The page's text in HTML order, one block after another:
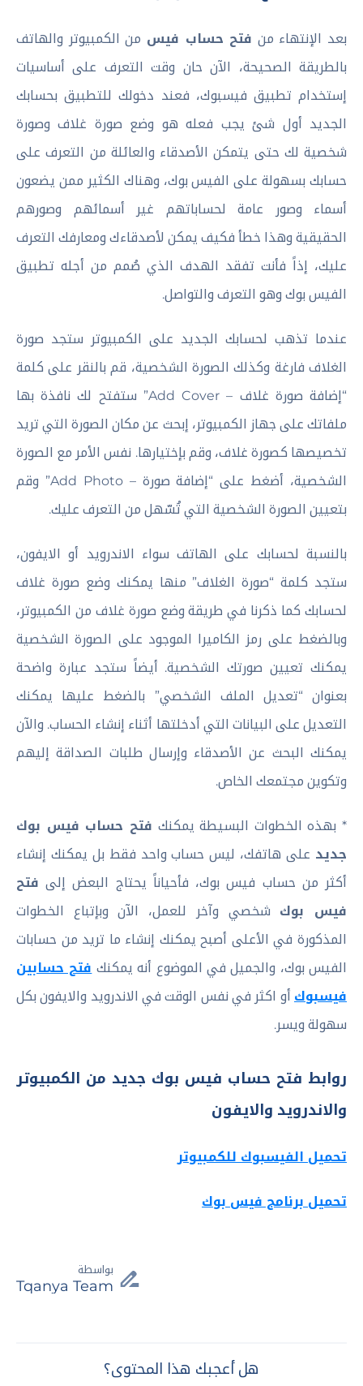
بعد الإنتهاء من فتح حساب فيس من الكمبيوتر والهاتف
بالطريقة الصحيحة، الآن حان وقت التعرف على أساسيات
إستخدام تطبيق فيسبوك، فعند دخولك للتطبيق بحسابك
الجديد أول شئ يجب فعله هو وضع صورة غلاف وصورة
شخصية لك حتى يتمكن الأصدقاء والعائلة من التعرف على
حسابك بسهولة على الفيس بوك، وهناك الكثير ممن يضعون
أسماء وصور عامة لحساباتهم غير أسمائهم وصورهم
الحقيقية وهذا خطأ فكيف يمكن لأصدقاءك ومعارفك التعرف
عليك، إذاً فأنت تفقد الهدف الذي صُمم من أجله تطبيق
الفيس بوك وهو التعرف والتواصل.
عندما تذهب لحسابك الجديد على الكمبيوتر ستجد صورة
الغلاف فارغة وكذلك الصورة الشخصية، قم بالنقر على كلمة
“إضافة صورة غلاف – Add Cover” ستفتح لك نافذة بها
ملفاتك على جهاز الكمبيوتر، إبحث عن مكان الصورة التي تريد
تخصيصها كصورة غلاف، وقم بإختيارها. نفس الأمر مع الصورة
الشخصية، أضغط على “إضافة صورة – Add Photo” وقم
بتعيين الصورة الشخصية التي تُسّهل من التعرف عليك.
بالنسبة لحسابك على الهاتف سواء الاندرويد أو الايفون،
ستجد كلمة “صورة الغلاف” منها يمكنك وضع صورة غلاف
لحسابك كما ذكرنا في طريقة وضع صورة غلاف من الكمبيوتر،
وبالضغط على رمز الكاميرا الموجود على الصورة الشخصية
يمكنك تعيين صورتك الشخصية. أيضاً ستجد عبارة واضحة
بعنوان “تعديل الملف الشخصي” بالضغط عليها يمكنك
التعديل على البيانات التي أدخلتها أثناء إنشاء الحساب. والآن
يمكنك البحث عن الأصدقاء وإرسال طلبات الصداقة إليهم
وتكوين مجتمعك الخاص.
* بهذه الخطوات البسيطة يمكنك فتح حساب فيس بوك
جديد على هاتفك، ليس حساب واحد فقط بل يمكنك إنشاء
أكثر من حساب فيس بوك، فأحياناً يحتاج البعض إلى فتح
فيس بوك شخصي وآخر للعمل، الآن وبإتباع الخطوات
المذكورة في الأعلى أصبح يمكنك إنشاء ما تريد من حسابات
الفيس بوك، والجميل في الموضوع أنه يمكنك فتح حسابين
فيسبوك أو اكثر في نفس الوقت في الاندرويد والايفون بكل
سهولة ويسر.
روابط فتح حساب فيس بوك جديد من الكمبيوتر
والاندرويد والايفون
تحميل الفيسبوك للكمبيوتر
تحميل برنامج فيس بوك
بواسطة
Tqanya Team
هل أعجبك هذا المحتوى؟